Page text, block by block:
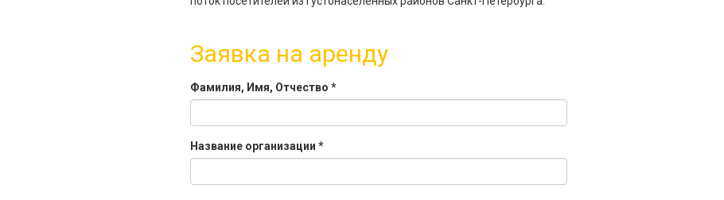
Заявка на аренду
Фамилия, Имя, Отчество *
Название организации *